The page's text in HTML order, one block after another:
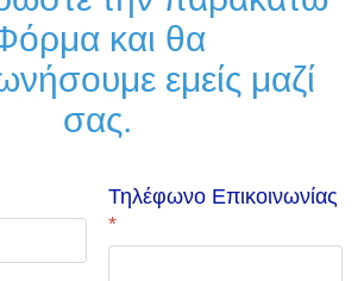
και θα
εμείς μαζί
σας.
Τηλέφωνο Επικοινωνίας
*